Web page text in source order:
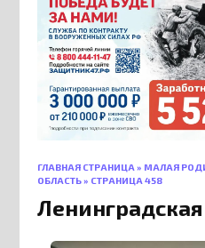
ГЛАВНАЯ СТРАНИЦА » МАЛАЯ
ОБЛАСТЬ » СТРАНИЦА 458
Ленинградская